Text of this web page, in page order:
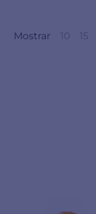
Mostrar 10 15